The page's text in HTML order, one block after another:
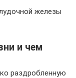
железы
и чем
раздробленную